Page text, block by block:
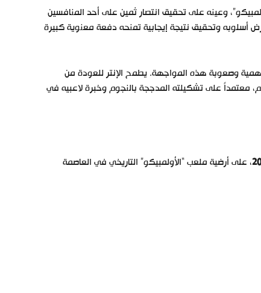
وعينه على تحقيق انتصار ثمين على أحد المنافسين
أسلوبه وتحقيق نتيجة إيجابية تمنحه دفعة معنوية كبيرة
أهمية وصعوبة هذه المواجهة. يطمح الإنتر للعودة من
معتمداً على تشكيلته المدججة بالنجوم وخبرة لاعبيه في
، على أرضية ملعب “الأولمبيكو” التاريخي في العاصمة